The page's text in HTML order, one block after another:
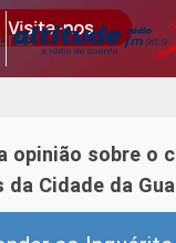
opinião sobre o
da Cidade da